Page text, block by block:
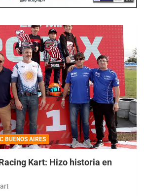
BUENOS AIRES
Kart: Hizo historia en